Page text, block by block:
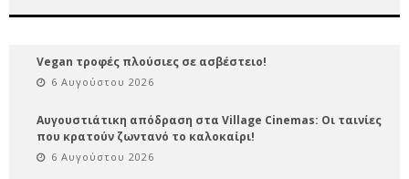
Vegan τροφές πλούσιες σε ασβέστειο!
6 Αυγούστου 2026
Αυγουστιάτικη απόδραση στα Village Cinemas: Οι ταινίες
που κρατούν ζωντανό το καλοκαίρι!
6 Αυγούστου 2026